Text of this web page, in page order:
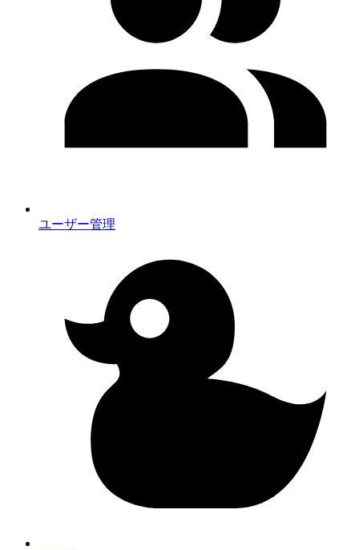
ユーザー管理